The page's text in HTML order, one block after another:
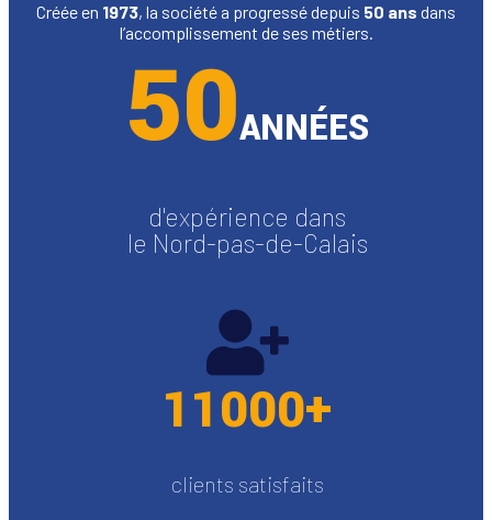
Créée en 1973, la société a progressé depuis 50 ans dans
l’accomplissement de ses métiers.
50ANNÉES
d'expérience dans
le Nord-pas-de-Calais
11000+
clients satisfaits